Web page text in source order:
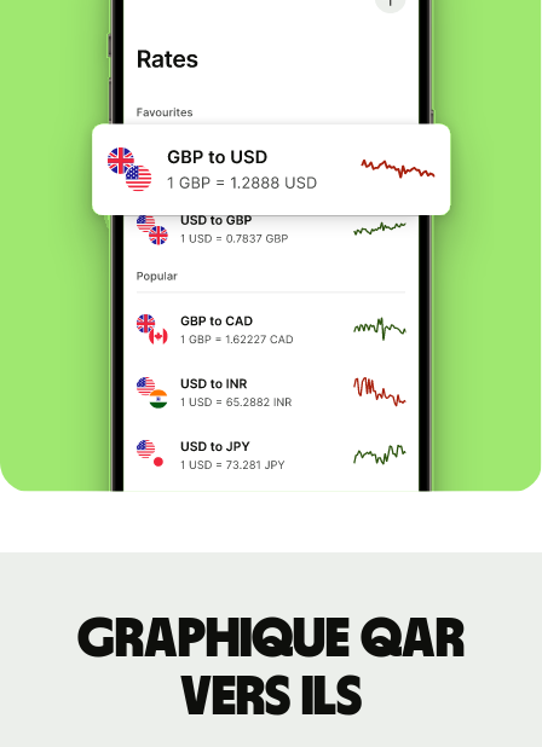
Graphique QAR
vers ILS